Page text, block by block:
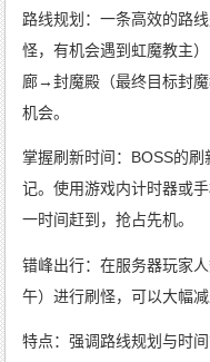
路线规划：一条高效的路
怪，有机会遇到虹魔教
廊→封魔殿（最终目标封
机会。
掌握刷新时间：BOSS的
记。使用游戏内计时器或
一时间赶到，抢占先机。
错峰出行：在服务器玩家
午）进行刷怪，可以大幅
特点：强调路线规划与时